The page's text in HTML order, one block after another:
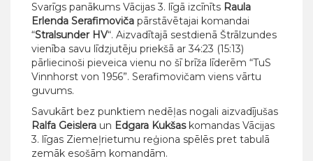
Svarīgs panākums Vācijas 3. līgā izcīnīts Raula
Erlenda Serafimoviča pārstāvētajai komandai
“Stralsunder HV“. Aizvadītajā sestdienā Štrālzundes
vienība savu līdzjutēju priekšā ar 34:23 (15:13)
pārliecinoši pieveica vienu no šī brīža līderēm “TuS
Vinnhorst von 1956”. Serafimovičam viens vārtu
guvums.
Savukārt bez punktiem nedēļas nogali aizvadījušas
Ralfa Geislera un Edgara Kukšaskomandas Vācijas
3. līgas Ziemeļrietumu reģiona spēlēs pret tabulā
zemāk esošām komandām.